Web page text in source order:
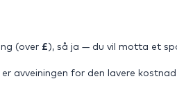
(over £ ), så ja — du vil motta et
avveiningen for den lavere